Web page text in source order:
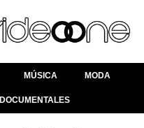
MÚSICA MODA
DOCUMENTALES